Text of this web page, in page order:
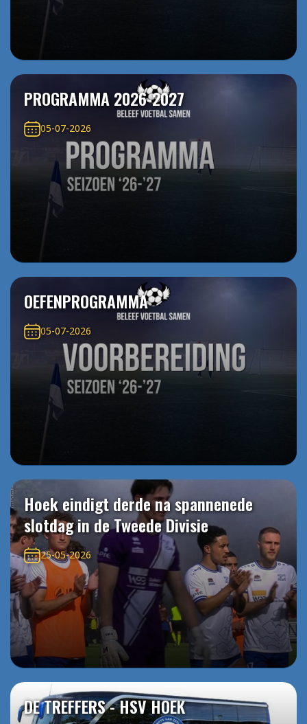
PROGRAMMA 2026-2027
05-07-2026
OEFENPROGRAMMA
05-07-2026
Hoek eindigt derde na spannenede
slotdag in de Tweede Divisie
25-05-2026
DE TREFFERS - HSV HOEK